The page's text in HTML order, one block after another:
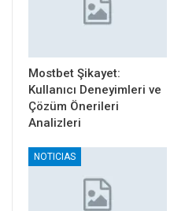
Mostbet Şikayet:
Kullanıcı Deneyimleri ve
Çözüm Önerileri
Analizleri
NOTICIAS